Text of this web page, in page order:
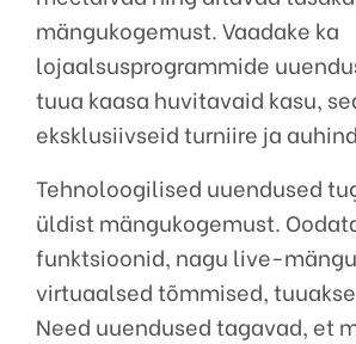
mängukogemust. Vaadake ka
lojaalsusprogrammide
tuua kaasa huvitavaid kasu,
eksklusiivseid turniire ja
Tehnoloogilised uuendused
üldist mängukogemust.
funktsioonid, nagu live-
virtuaalsed tõmmised,
Need uuendused tagavad, et